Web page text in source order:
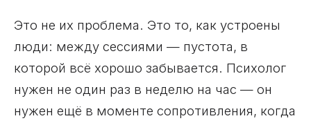
Это не их проблема. Это то, как устроены
люди: между сессиями — пустота, в
которой всё хорошо забывается. Психолог
нужен не один раз в неделю на час — он
нужен ещё в моменте сопротивления, когда